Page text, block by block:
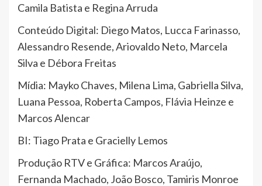
Camila Batista e Regina Arruda
Conteúdo Digital: Diego Matos, Lucca Farinasso,
Alessandro Resende, Ariovaldo Neto, Marcela
Silva e Débora Freitas
Mídia: Mayko Chaves, Milena Lima, Gabriella Silva,
Luana Pessoa, Roberta Campos, Flávia Heinze e
Marcos Alencar
BI: Tiago Prata e Gracielly Lemos
Produção RTV e Gráfica: Marcos Araújo,
Fernanda Machado, João Bosco, Tamiris Monroe